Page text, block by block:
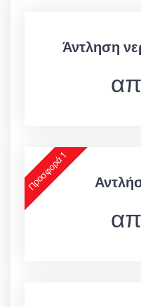
Άντληση
Προσφορά 1